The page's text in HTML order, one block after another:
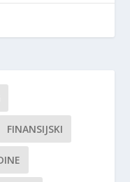
FINANSIJSKI